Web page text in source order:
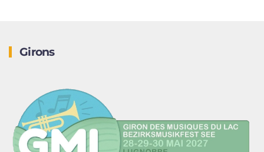
Girons